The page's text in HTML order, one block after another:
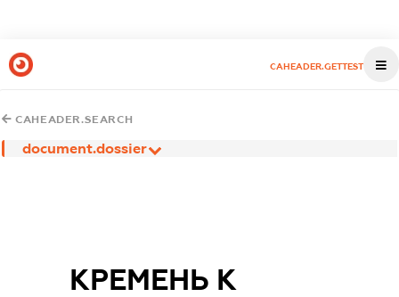
CAHEADER.GETTEST
CAHEADER.SEARCH
document.dossier
КРЕМЕНЬ К